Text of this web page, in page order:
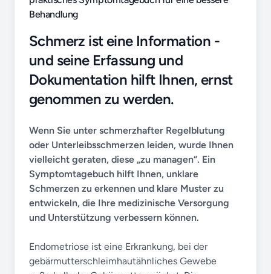
Behandlung
Schmerz ist eine Information -
und seine Erfassung und
Dokumentation hilft Ihnen, ernst
genommen zu werden.
Wenn Sie unter schmerzhafter Regelblutung
oder Unterleibsschmerzen leiden, wurde Ihnen
vielleicht geraten, diese „zu managen“. Ein
Symptomtagebuch hilft Ihnen, unklare
Schmerzen zu erkennen und klare Muster zu
entwickeln, die Ihre medizinische Versorgung
und Unterstützung verbessern können.
Endometriose ist eine Erkrankung, bei der
gebärmutterschleimhautähnliches Gewebe